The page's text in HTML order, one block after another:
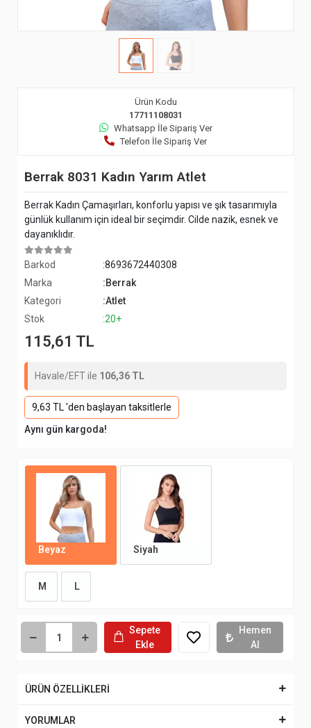
Ürün Kodu
17711108031
Whatsapp İle Sipariş Ver
Telefon İle Sipariş Ver
Berrak 8031 Kadın Yarım Atlet
Berrak Kadın Çamaşırları, konforlu yapısı ve şık tasarımıyla
günlük kullanım için ideal bir seçimdir. Cilde nazik, esnek ve
dayanıklıdır.
Barkod
:8693672440308
Marka
:Berrak
Kategori
:Atlet
Stok
:20+
115,61 TL
Havale/EFT ile 106,36 TL
9,63 TL 'den başlayan taksitlerle
Aynı gün kargoda!
Beyaz Siyah
M L
Sepete
Ekle
Hemen
Al
ÜRÜN ÖZELLİKLERİ
YORUMLAR